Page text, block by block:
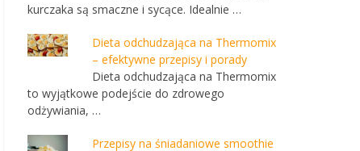
kurczaka są smaczne i sycące. Idealnie …
Dieta odchudzająca na Thermomix
– efektywne przepisy i porady
Dieta odchudzająca na Thermomix
to wyjątkowe podejście do zdrowego
odżywiania, …
Przepisy na śniadaniowe smoothie